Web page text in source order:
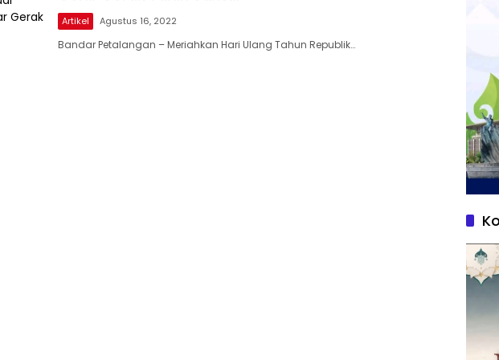
Artikel Agustus 16, 2022
Bandar Petalangan – Meriahkan Hari Ulang Tahun Republik…